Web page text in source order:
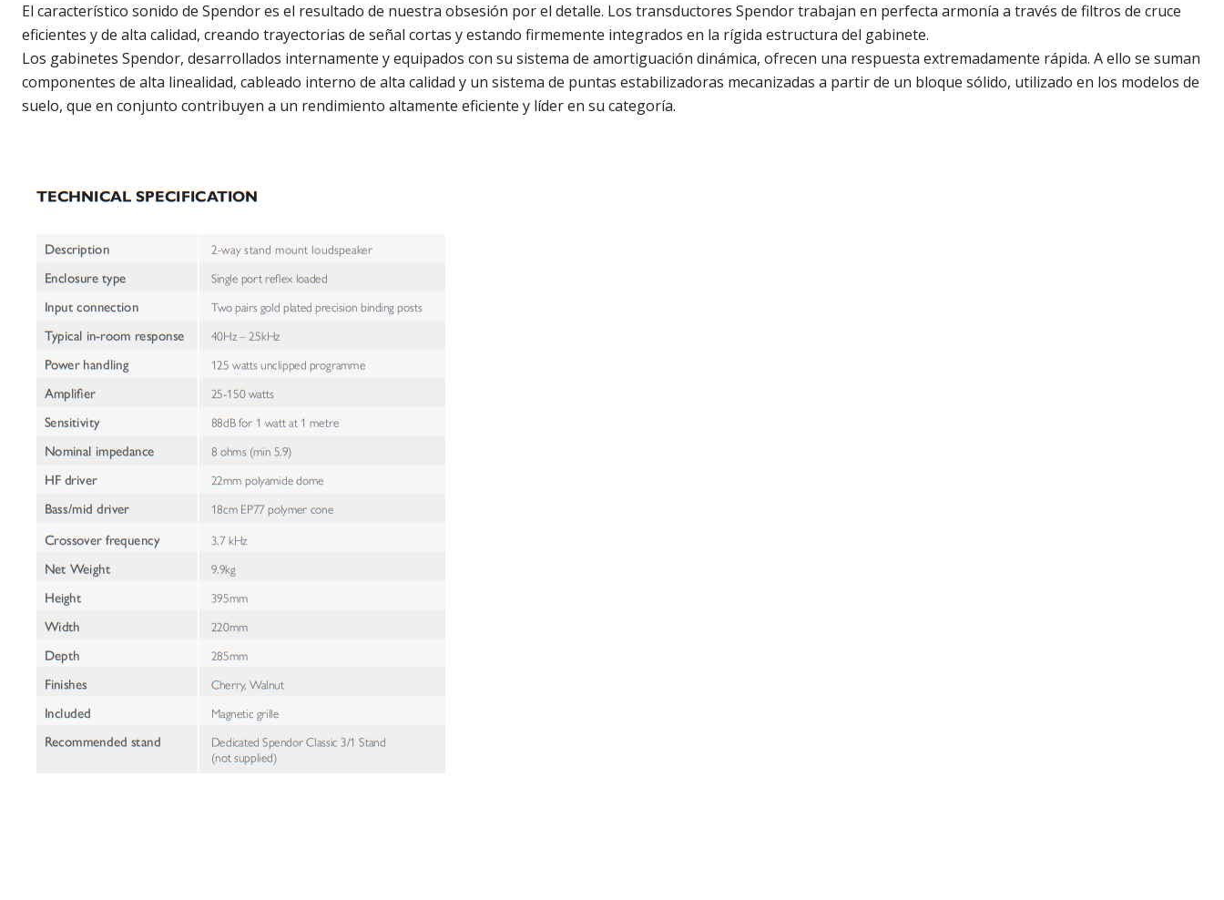
El característico sonido de Spendor es el resultado de nuestra obsesión por el detalle. Los transductores Spendor trabajan en perfecta armonía a través de filtros de cruce
eficientes y de alta calidad, creando trayectorias de señal cortas y estando firmemente integrados en la rígida estructura del gabinete.
Los gabinetes Spendor, desarrollados internamente y equipados con su sistema de amortiguación dinámica, ofrecen una respuesta extremadamente rápida. A ello se suman
componentes de alta linealidad, cableado interno de alta calidad y un sistema de puntas estabilizadoras mecanizadas a partir de un bloque sólido, utilizado en los modelos de
suelo, que en conjunto contribuyen a un rendimiento altamente eficiente y líder en su categoría.